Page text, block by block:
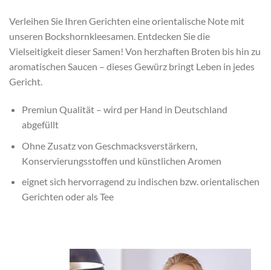
Verleihen Sie Ihren Gerichten eine orientalische Note mit
unseren Bockshornkleesamen. Entdecken Sie die
Vielseitigkeit dieser Samen! Von herzhaften Broten bis hin zu
aromatischen Saucen – dieses Gewürz bringt Leben in jedes
Gericht.
Premiun Qualität – wird per Hand in Deutschland
abgefüllt
Ohne Zusatz von Geschmacksverstärkern,
Konservierungsstoffen und künstlichen Aromen
eignet sich hervorragend zu indischen bzw. orientalischen
Gerichten oder als Tee